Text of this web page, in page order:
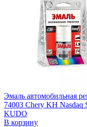
Эмаль автомобильная
74003 Chery KH Nasdaq
KUDO
В корзину